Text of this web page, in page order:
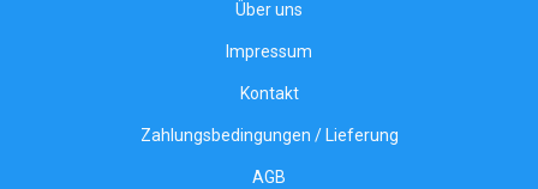
Über uns
Impressum
Kontakt
Zahlungsbedingungen / Lieferung
AGB